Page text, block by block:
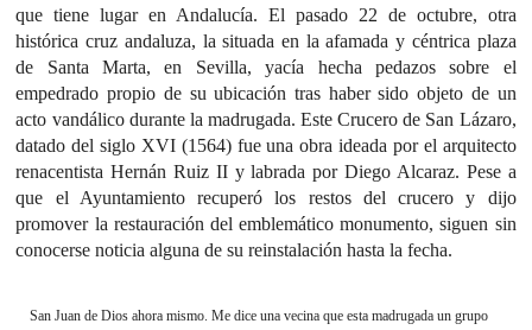
que tiene lugar en Andalucía. El pasado 22 de octubre, otra
histórica cruz andaluza, la situada en la afamada y céntrica plaza
de Santa Marta, en Sevilla, yacía hecha pedazos sobre el
empedrado propio de su ubicación tras haber sido objeto de un
acto vandálico durante la madrugada. Este Crucero de San Lázaro,
datado del siglo XVI (1564) fue una obra ideada por el arquitecto
renacentista Hernán Ruiz II y labrada por Diego Alcaraz. Pese a
que el Ayuntamiento recuperó los restos del crucero y dijo
promover la restauración del emblemático monumento, siguen sin
conocerse noticia alguna de su reinstalación hasta la fecha.
San Juan de Dios ahora mismo. Me dice una vecina que esta madrugada un grupo